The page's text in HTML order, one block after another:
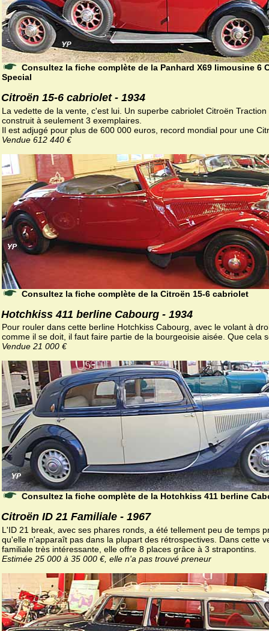
Consultez la fiche complète de la Panhard X69 limousine 6
Special
Citroën 15-6 cabriolet - 1934
La vedette de la vente, c'est lui. Un superbe cabriolet Citroën Traction
construit à seulement 3 exemplaires.
Il est adjugé pour plus de 600 000 euros, record mondial pour une
Vendue 612 440 €
Consultez la fiche complète de la Citroën 15-6 cabriolet
Hotchkiss 411 berline Cabourg - 1934
Pour rouler dans cette berline Hotchkiss Cabourg, avec le volant à
comme il se doit, il faut faire partie de la bourgeoisie aisée. Que cela
Vendue 21 000 €
Consultez la fiche complète de la Hotchkiss 411 berline
Citroën ID 21 Familiale - 1967
L'ID 21 break, avec ses phares ronds, a été tellement peu de temps
qu'elle n'apparaît pas dans la plupart des rétrospectives. Dans cette
familiale très intéressante, elle offre 8 places grâce à 3 strapontins.
Estimée 25 000 à 35 000 €, elle n'a pas trouvé preneur